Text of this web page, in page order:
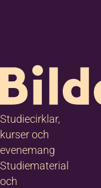
Studiecirklar,
kurser och
evenemang
Studiematerial
och